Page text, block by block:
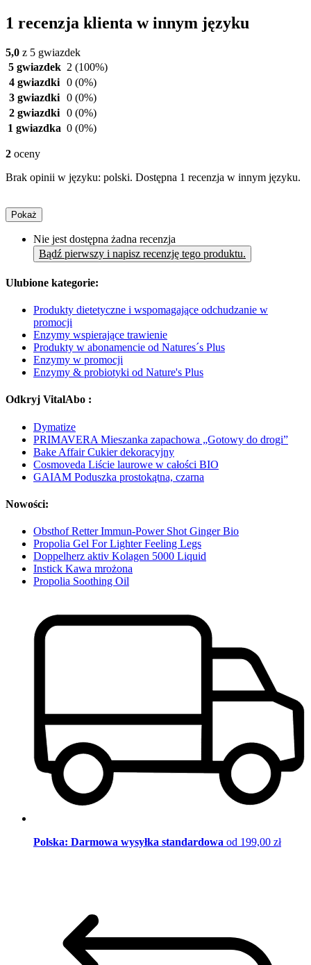
1 recenzja klienta w innym języku
5,0 z 5 gwiazdek
5 gwiazdek 2 (100%)
4 gwiazdki 0 (0%)
3 gwiazdki 0 (0%)
2 gwiazdki 0 (0%)
1 gwiazdka 0 (0%)
2 oceny
Brak opinii w języku: polski. Dostępna 1 recenzja w innym języku.
Pokaż
Nie jest dostępna żadna recenzja
Bądź pierwszy i napisz recenzję tego produktu.
Ulubione kategorie:
Produkty dietetyczne i wspomagające odchudzanie w
promocji
Enzymy wspierające trawienie
Produkty w abonamencie od Natures´s Plus
Enzymy w promocji
Enzymy & probiotyki od Nature's Plus
Odkryj VitalAbo :
Dymatize
PRIMAVERA Mieszanka zapachowa „Gotowy do drogi”
Bake Affair Cukier dekoracyjny
Cosmoveda Liście laurowe w całości BIO
GAIAM Poduszka prostokątna, czarna
Nowości:
Obsthof Retter Immun-Power Shot Ginger Bio
Propolia Gel For Lighter Feeling Legs
Doppelherz aktiv Kolagen 5000 Liquid
Instick Kawa mrożona
Propolia Soothing Oil
Polska: Darmowa wysyłka standardowa od 199,00 zł